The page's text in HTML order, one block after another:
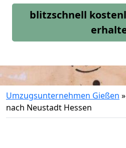
blitzschnell
Umzugsunternehmen Gießen »
nach Neustadt Hessen